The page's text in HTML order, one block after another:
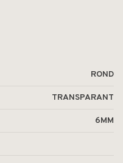
ROND
TRANSPARANT
6MM